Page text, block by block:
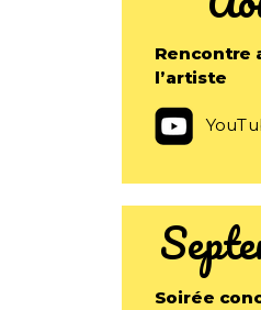
Rencontre
l’artiste
Soirée